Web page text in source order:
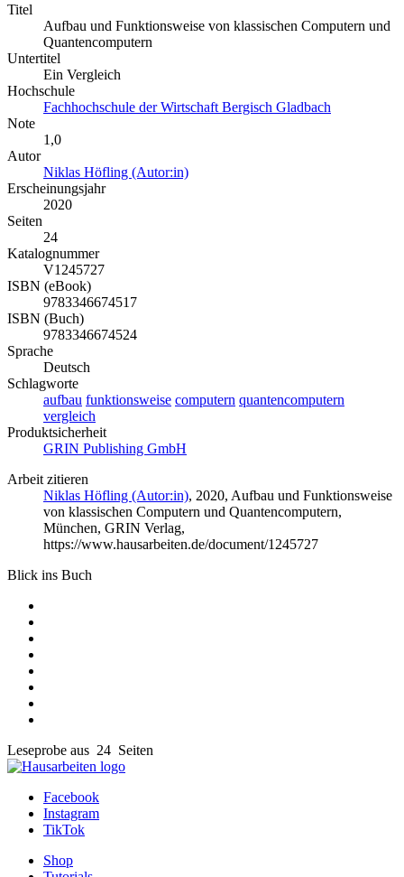
Titel
Aufbau und Funktionsweise von klassischen Computern und
Quantencomputern
Untertitel
Ein Vergleich
Hochschule
Fachhochschule der Wirtschaft Bergisch Gladbach
Note
1,0
Autor
Niklas Höfling (Autor:in)
Erscheinungsjahr
2020
Seiten
24
Katalognummer
V1245727
ISBN (eBook)
9783346674517
ISBN (Buch)
9783346674524
Sprache
Deutsch
Schlagworte
aufbau funktionsweise computern quantencomputern
vergleich
Produktsicherheit
GRIN Publishing GmbH
Arbeit zitieren
Niklas Höfling (Autor:in), 2020, Aufbau und Funktionsweise
von klassischen Computern und Quantencomputern,
München, GRIN Verlag,
https://www.hausarbeiten.de/document/1245727
Blick ins Buch
Leseprobe aus 24 Seiten
Facebook
Instagram
TikTok
Shop